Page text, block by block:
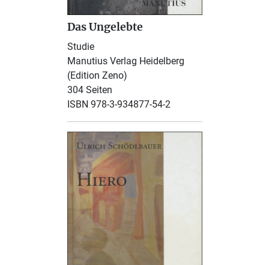
Das Ungelebte
Studie
Manutius Verlag Heidelberg
(Edition Zeno)
304 Seiten
ISBN 978-3-934877-54-2